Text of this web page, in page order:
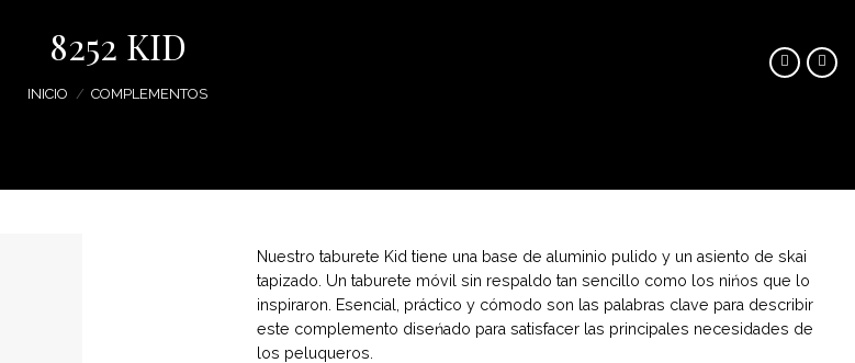
8252 KID
INICIO / COMPLEMENTOS
Nuestro taburete Kid tiene una base de aluminio pulido y un asiento de skai
tapizado. Un taburete móvil sin respaldo tan sencillo como los nińos que lo
inspiraron. Esencial, práctico y cómodo son las palabras clave para describir
este complemento diseńado para satisfacer las principales necesidades de
los peluqueros.